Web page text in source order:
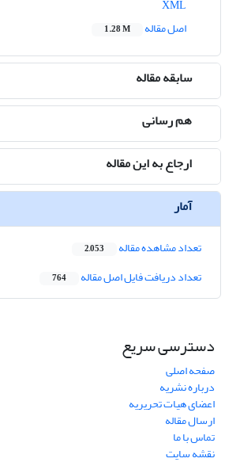
اصل مقاله
1.28 M
سابقه مقاله
هم رسانی
ارجاع به این مقاله
آمار
تعداد مشاهده مقاله 2,053
تعداد دریافت فایل اصل مقاله 764
دسترسی سریع
صفحه اصلی
درباره نشریه
اعضای هیات تحریریه
ارسال مقاله
تماس با ما
نقشه سایت